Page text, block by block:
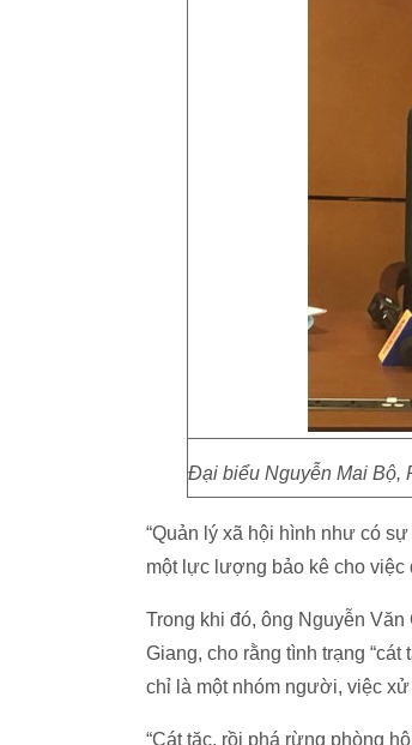
Đại biểu Nguyễn Mai Bộ,
“Quản lý xã hội hình như có
một lực lượng bảo kê cho việc
Trong khi đó, ông Nguyễn
Giang, cho rằng tình trạng
chỉ là một nhóm người, việc
“Cát tặc, rồi phá rừng phòng